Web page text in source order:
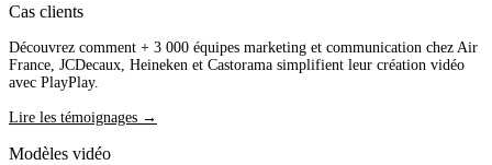
Cas clients
Découvrez comment + 3 000 équipes marketing et communication chez Air
France, JCDecaux, Heineken et Castorama simplifient leur création vidéo
avec PlayPlay.
Lire les témoignages →
Modèles vidéo